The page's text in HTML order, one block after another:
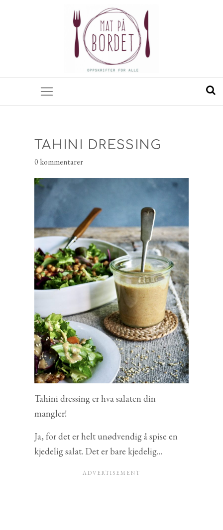
TAHINI DRESSING
0 kommentarer
Tahini dressing er hva salaten din
mangler!
Ja, for det er helt unødvendig å spise en
kjedelig salat. Det er bare kjedelig…